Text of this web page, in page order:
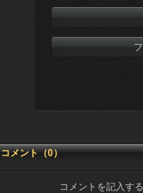
コメント（0）
コメントを記入す